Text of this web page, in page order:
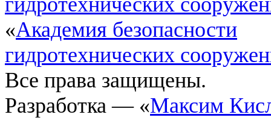
«Академия безопасности
гидротехнических
Все права защищены.
Разработка — «Максим